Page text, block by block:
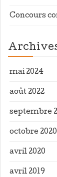
Concours
mai 2024
août 2022
septembre
octobre 2020
avril 2020
avril 2019